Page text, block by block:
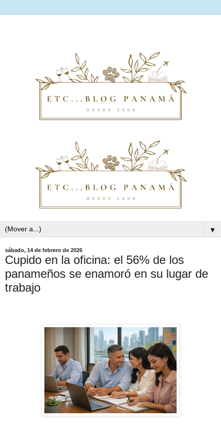
▼
sábado, 14 de febrero de 2026
Cupido en la oficina: el 56% de los
panameños se enamoró en su lugar de
trabajo